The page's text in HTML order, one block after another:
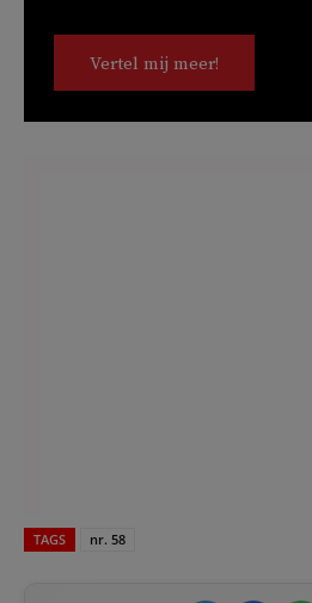
Vertel mij meer!
TAGS nr. 58